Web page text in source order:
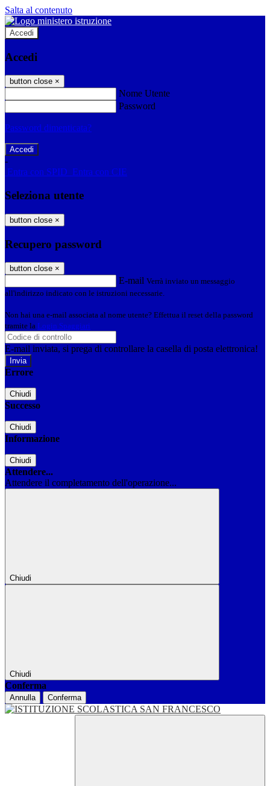
Salta al contenuto
Accedi
Accedi
button close ×
Nome Utente
Password
Password dimenticata?
-
Entra con SPID Entra con CIE
Seleziona utente
button close ×
Recupero password
button close ×
E-mail Verrà inviato un messaggio
all'indirizzo indicato con le istruzioni necessarie.
Non hai una e-mail associata al nome utente? Effettua il reset della password
tramite la Login Spaggiari
E-mail inviata, si prega di controllare la casella di posta elettronica!
Errore
Chiudi
Successo
Chiudi
Informazione
Chiudi
Attendere...
Attendere il completamento dell'operazione...
Chiudi
Chiudi
Conferma
Annulla Conferma